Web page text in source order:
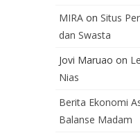
MIRA on Situs
dan Swasta
Jovi Maruao on
Nias
Berita Ekonomi
Balanse Madam